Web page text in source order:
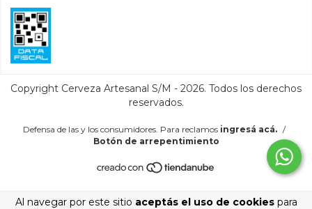
Al navegar por este sitio aceptás el uso de cookiespara
Copyright Cerveza Artesanal S/M - 2026. Todos los derechos
reservados.
Defensa de las y los consumidores. Para reclamos ingresá acá. /
Botón de arrepentimiento